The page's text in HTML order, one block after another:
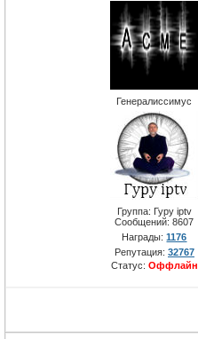
Генералиссимус
Группа: Гуру iptv
Сообщений:8607
Награды:1176
Репутация: 32767
Статус: Оффлайн